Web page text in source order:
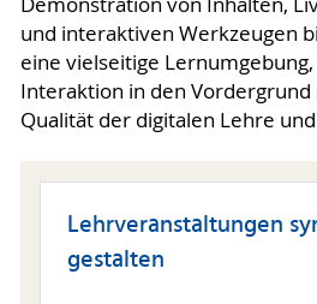
und interaktiven Werkzeugen
eine vielseitige
Interaktion in den
Qualität der digitalen Lehre
Lehrveranstaltungen
gestalten